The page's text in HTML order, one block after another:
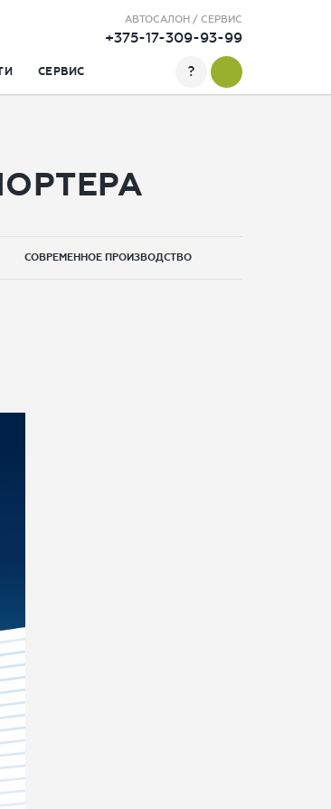
АВТОСАЛОН / СЕРВИС
+375-17-309-93-99
СЕРВИС ?
СОВРЕМЕННОЕ ПРОИЗВОДСТВО